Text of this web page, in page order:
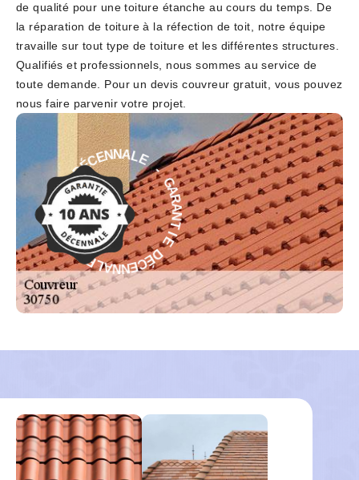
de qualité pour une toiture étanche au cours du temps. De
la réparation de toiture à la réfection de toit, notre équipe
travaille sur tout type de toiture et les différentes structures.
Qualifiés et professionnels, nous sommes au service de
toute demande. Pour un devis couvreur gratuit, vous pouvez
nous faire parvenir votre projet.
G
A
R
A
N
T
I
E
D
É
C
E
NNALE - GA
R
A
N
T
I
E
D
É
C
E
N
N
A
L
E
-